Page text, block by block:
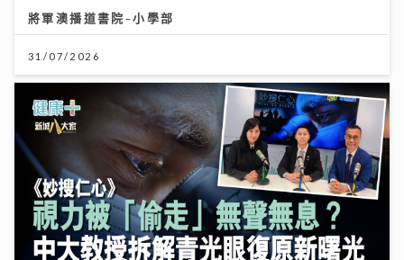
將軍澳播道書院-小學部
31/07/2026